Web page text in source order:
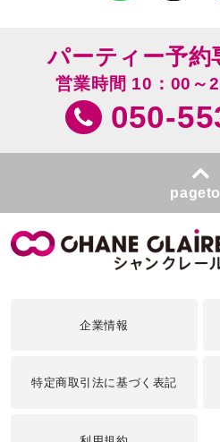
パーティー予約
営業時間 10：00～
050-
企業情報
特定商取引法に基づく表記